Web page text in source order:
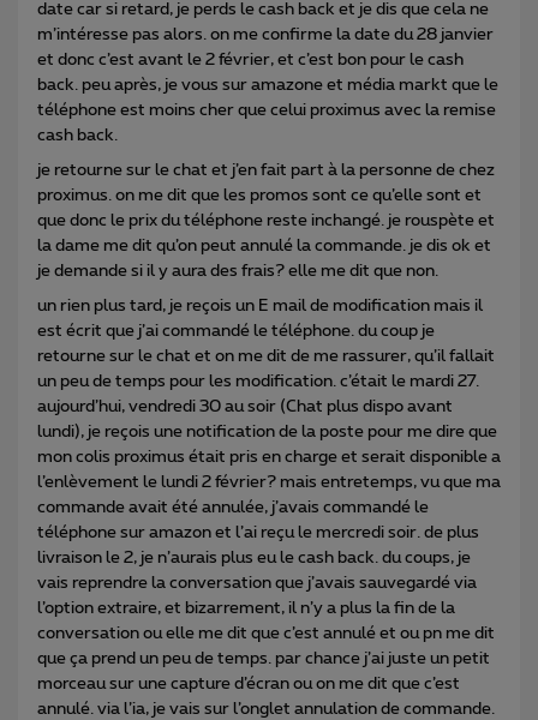
date car si retard, je perds le cash back et je dis que cela ne
m’intéresse pas alors. on me confirme la date du 28 janvier
et donc c’est avant le 2 février, et c’est bon pour le cash
back. peu après, je vous sur amazone et média markt que le
téléphone est moins cher que celui proximus avec la remise
cash back.
je retourne sur le chat et j’en fait part à la personne de chez
proximus. on me dit que les promos sont ce qu’elle sont et
que donc le prix du téléphone reste inchangé. je rouspète et
la dame me dit qu’on peut annulé la commande. je dis ok et
je demande si il y aura des frais? elle me dit que non.
un rien plus tard, je reçois un E mail de modification mais il
est écrit que j’ai commandé le téléphone. du coup je
retourne sur le chat et on me dit de me rassurer, qu’il fallait
un peu de temps pour les modification. c’était le mardi 27.
aujourd’hui, vendredi 30 au soir (Chat plus dispo avant
lundi), je reçois une notification de la poste pour me dire que
mon colis proximus était pris en charge et serait disponible a
l’enlèvement le lundi 2 février? mais entretemps, vu que ma
commande avait été annulée, j’avais commandé le
téléphone sur amazon et l’ai reçu le mercredi soir. de plus
livraison le 2, je n’aurais plus eu le cash back. du coups, je
vais reprendre la conversation que j’avais sauvegardé via
l’option extraire, et bizarrement, il n’y a plus la fin de la
conversation ou elle me dit que c’est annulé et ou pn me dit
que ça prend un peu de temps. par chance j’ai juste un petit
morceau sur une capture d’écran ou on me dit que c’est
annulé. via l’ia, je vais sur l’onglet annulation de commande.